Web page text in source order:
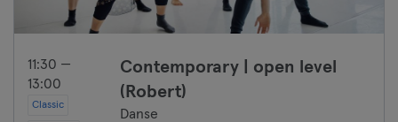
11:30 —
13:00
Classic
Contemporary | open level
(Robert)
Danse
Duisbourg
Erfurt